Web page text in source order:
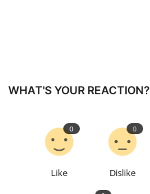
WHAT'S YOUR REACTION?
Like
0
Dislike
0